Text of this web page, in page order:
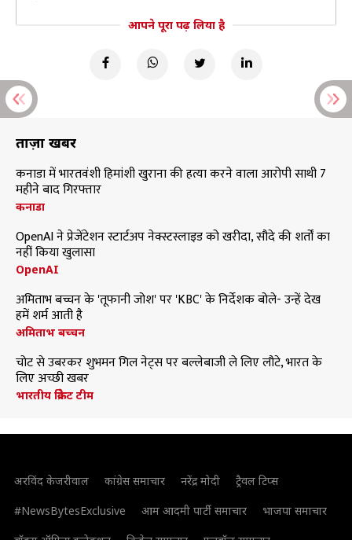
आपने पूरा पढ़ लिया है
ताज़ा खबरें
कनाडा में भारतवंशी हिमांशी खुराना की हत्या करने वाला आरोपी साथी 7
महीने बाद गिरफ्तार
कनाडा
OpenAI ने प्रेजेंटेशन स्टार्टअप नेक्स्टस्लाइड को खरीदा, सौदे की शर्तों का
नहीं किया खुलासा
OpenAI
अमिताभ बच्चन के 'तूफानी जोश' पर 'KBC' के निर्देशक बोले- उन्हें देख
हमें शर्म आती है
अमिताभ बच्चन
चोट से उबरकर शुभमन गिल नेट्स पर बल्लेबाजी ले लिए लौटे, भारत के
लिए अच्छी खबर
भारतीय क्रिकेट टीम
अरविंद केजरीवाल कांग्रेस समाचार नरेंद्र मोदी
ट्रैवल टिप्स
#NewsBytesExclusive
आम आदमी पार्टी समाचार
भाजपा समाचार